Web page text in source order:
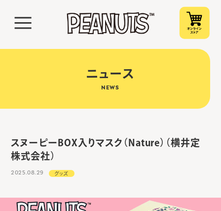
ニュース
NEWS
スヌーピーBOX入りマスク（Nature）（横井定
株式会社）
2025.08.29 グッズ